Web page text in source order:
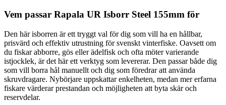
Vem passar Rapala UR Isborr Steel 155mm för
Den här isborren är ett tryggt val för dig som vill ha en hållbar,
prisvärd och effektiv utrustning för svenskt vinterfiske. Oavsett om
du fiskar abborre, gös eller ädelfisk och ofta möter varierande
istjocklek, är det här ett verktyg som levererar. Den passar både dig
som vill borra hål manuellt och dig som föredrar att använda
skruvdragare. Nybörjare uppskattar enkelheten, medan mer erfarna
fiskare värderar prestandan och möjligheten att byta skär och
reservdelar.